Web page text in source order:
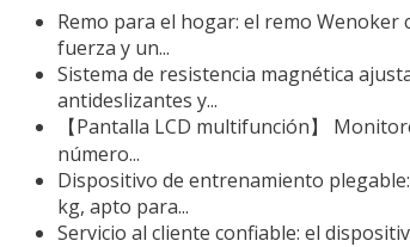
Remo para el hogar: el remo
fuerza y un...
Sistema de resistencia magnética
antideslizantes y...
【Pantalla LCD multifunción】
número...
Dispositivo de entrenamiento
kg, apto para...
Servicio al cliente confiable: el